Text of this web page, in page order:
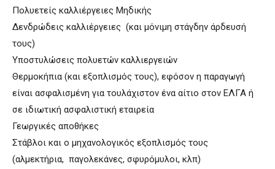
Πολυετείς καλλιέργειες Μηδικής
Δενδρώδεις καλλιέργειες (και μόνιμη στάγδην άρδευσή
τους)
Υποστυλώσεις πολυετών καλλιεργειών
Θερμοκήπια (και εξοπλισμός τους), εφόσον η παραγωγή
είναι ασφαλισμένη για τουλάχιστον ένα αίτιο στον ΕΛΓΑ ή
σε ιδιωτική ασφαλιστική εταιρεία
Γεωργικές αποθήκες
Στάβλοι και ο μηχανολογικός εξοπλισμός τους
(αλμεκτήρια, παγολεκάνες, σφυρόμυλοι, κλπ)